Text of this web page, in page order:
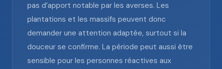
pas d’apport notable par les averses. Les
plantations et les massifs peuvent donc
demander une attention adaptée, surtout si la
douceur se confirme. La période peut aussi être
sensible pour les personnes réactives aux